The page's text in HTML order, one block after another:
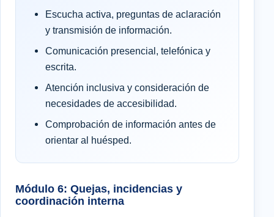
Escucha activa, preguntas de aclaración
y transmisión de información.
Comunicación presencial, telefónica y
escrita.
Atención inclusiva y consideración de
necesidades de accesibilidad.
Comprobación de información antes de
orientar al huésped.
Módulo 6: Quejas, incidencias y
coordinación interna